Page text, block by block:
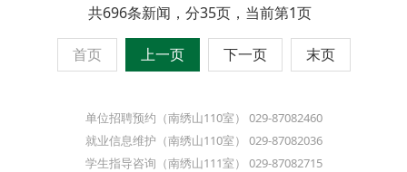
共696条新闻，分35页，当前第1页
首页 上一页 下一页 末页
单位招聘预约（南绣山110室） 029-87082460
就业信息维护（南绣山110室） 029-87082036
学生指导咨询（南绣山111室） 029-87082715